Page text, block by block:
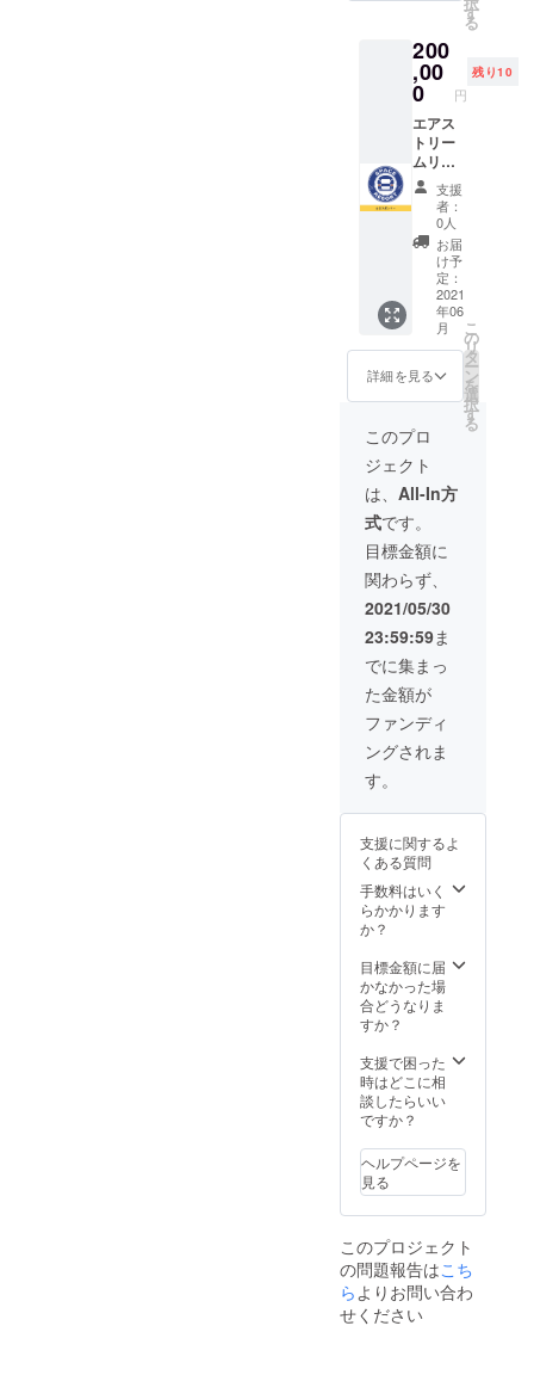
せてい
ます。
※ボード
に企業
ロゴを
貼れま
す。 ※
掲載期
間は1年
間で
す。
す。 ※
での交
通費は
別途必
要で
す。 ※
日程は
メール
にて打
合せさ
せてい
ただき
ます。
※利用期
間は1年
間で
す。
す
る
200
,00
0 円
残り10
エアス
トリー
ムリ
ゾート
の企業
スポン
サーに
なれる
権利で
す。 エ
アスト
リーム
リゾー
トのHP
に企業
ロゴと
企業の
ホーム
ページ
のリン
クを掲
載させ
ていた
だきま
す。 あ
なたの
企業名
をエア
スト
リーム
リゾー
トのHP
でPRで
きま
AIRSTR
RESOR
Tスポン
サーロ
ゴを貼
ること
ます。
※掲載内
容は
メール
合せさ
せてい
ただき
ます。
間は1年
間で
す。
支援
者：
0人
お届
け予
定：
2021
年06
月
詳細を見る
こ
の
リ
タ
ー
ン
を
選
択
す
る
このプロ
ジェクト
は、 All-In方
式です。
目標金額に
関わらず、
2021/05/30
23:59:59ま
でに集まっ
た金額が
ファンディ
ングされま
す。
支援に関するよ
くある質問
手数料はいく
らかかります
か？
目標金額に届
かなかった場
合どうなりま
すか？
支援で困った
時はどこに相
談したらいい
ですか？
ヘルプページを
見る
このプロジェクト
の問題報告はこち
ら よりお問い合わ
せください